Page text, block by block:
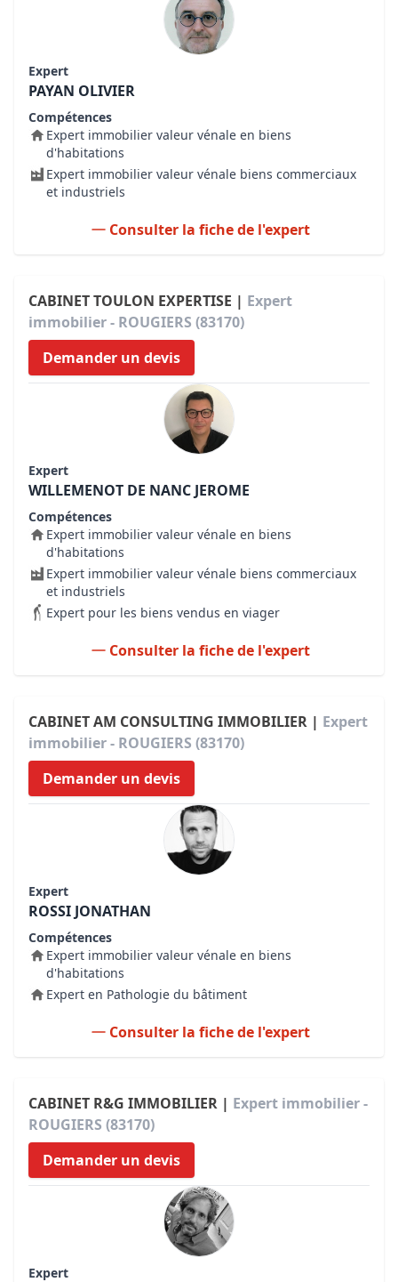
Expert
PAYAN OLIVIER
Compétences
Expert immobilier valeur vénale en biens
d'habitations
Expert immobilier valeur vénale biens commerciaux
et industriels
Consulter la fiche de l'expert
CABINET TOULON EXPERTISE | Expert
immobilier - ROUGIERS (83170)
Demander un devis
Expert
WILLEMENOT DE NANC JEROME
Compétences
Expert immobilier valeur vénale en biens
d'habitations
Expert immobilier valeur vénale biens commerciaux
et industriels
Expert pour les biens vendus en viager
Consulter la fiche de l'expert
CABINET AM CONSULTING IMMOBILIER | Expert
immobilier - ROUGIERS (83170)
Demander un devis
Expert
ROSSI JONATHAN
Compétences
Expert immobilier valeur vénale en biens
d'habitations
Expert en Pathologie du bâtiment
Consulter la fiche de l'expert
CABINET R&G IMMOBILIER | Expert immobilier -
ROUGIERS (83170)
Demander un devis
Expert